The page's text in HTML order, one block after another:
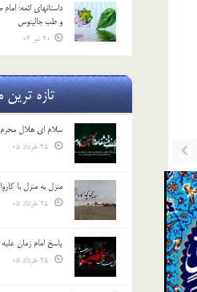
داستانهای ائمه:
و طب جالینوس
20 تیر 03
تازه
سلام ای هلال محرم
منزل به منزل با
پاسخ امام زمان